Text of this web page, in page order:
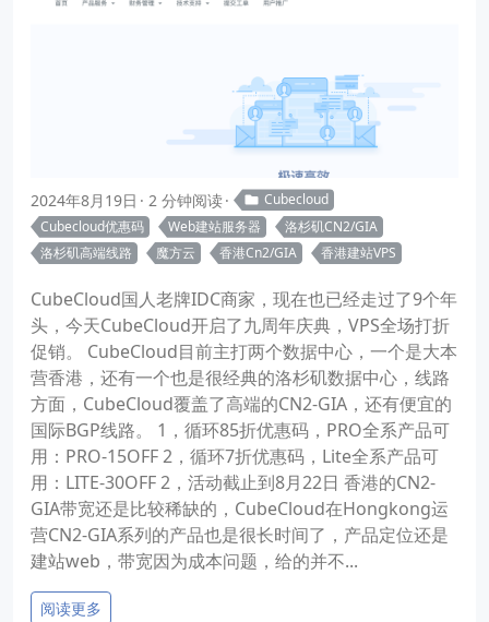
2024年8月19日 2 分钟阅读
Cubecloud
Cubecloud优惠码
Web建站服务器
洛杉矶CN2/GIA
洛杉矶高端线路
魔方云 香港Cn2/GIA 香港建站VPS
CubeCloud国人老牌IDC商家，现在也已经走过了9个年
头，今天CubeCloud开启了九周年庆典，VPS全场打折
促销。 CubeCloud目前主打两个数据中心，一个是大本
营香港，还有一个也是很经典的洛杉矶数据中心，线路
方面，CubeCloud覆盖了高端的CN2-GIA，还有便宜的
国际BGP线路。 1，循环85折优惠码，PRO全系产品可
用：PRO-15OFF 2，循环7折优惠码，Lite全系产品可
用：LITE-30OFF 2，活动截止到8月22日 香港的CN2-
GIA带宽还是比较稀缺的，CubeCloud在Hongkong运
营CN2-GIA系列的产品也是很长时间了，产品定位还是
建站web，带宽因为成本问题，给的并不...
阅读更多